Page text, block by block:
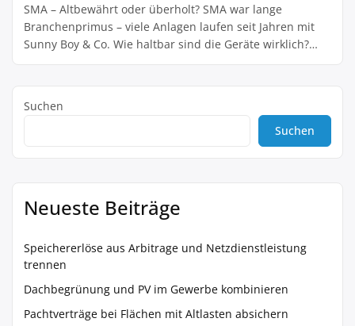
SMA – Altbewährt oder überholt? SMA war lange
Branchenprimus – viele Anlagen laufen seit Jahren mit
Sunny Boy & Co. Wie haltbar sind die Geräte wirklich?
Neu- wie Altanlagen!
Suchen
Suchen
Neueste Beiträge
Speichererlöse aus Arbitrage und Netzdienstleistung
trennen
Dachbegrünung und PV im Gewerbe kombinieren
Pachtverträge bei Flächen mit Altlasten absichern